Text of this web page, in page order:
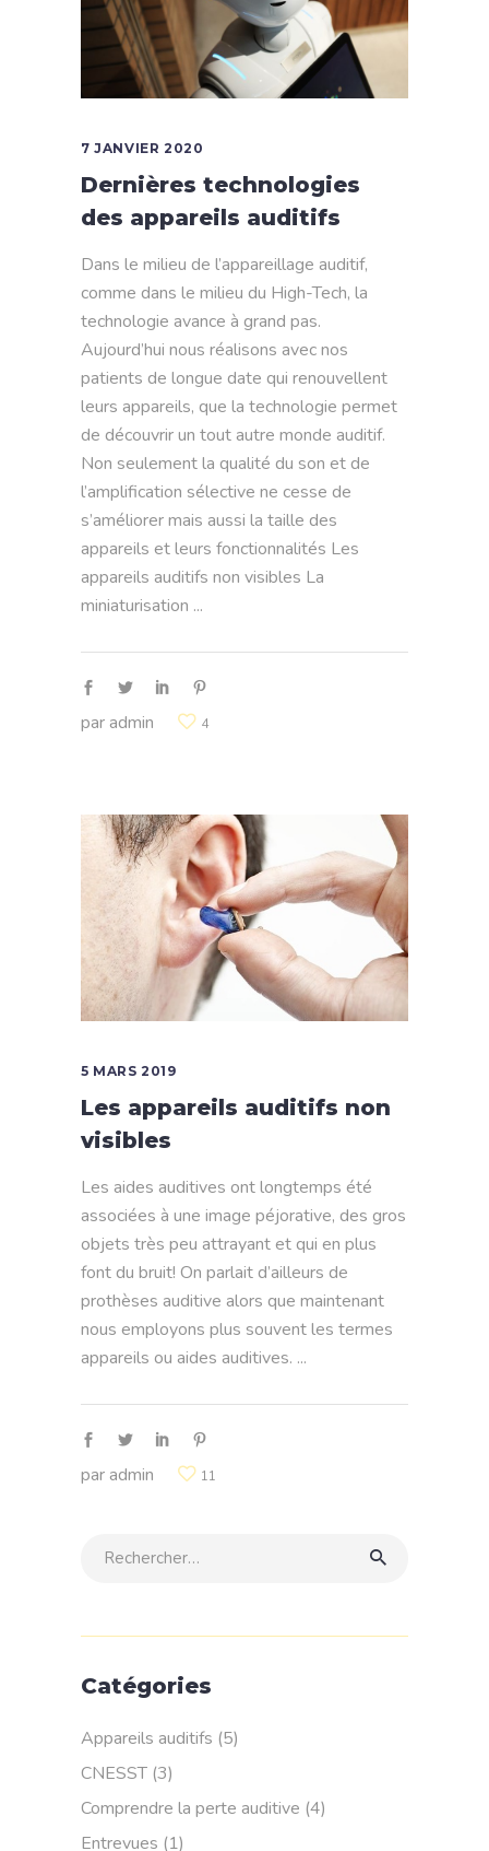
7 JANVIER 2020
Dernières technologies
des appareils auditifs
Dans le milieu de l’appareillage auditif,
comme dans le milieu du High-Tech, la
technologie avance à grand pas.
Aujourd’hui nous réalisons avec nos
patients de longue date qui renouvellent
leurs appareils, que la technologie permet
de découvrir un tout autre monde auditif.
Non seulement la qualité du son et de
l’amplification sélective ne cesse de
s’améliorer mais aussi la taille des
appareils et leurs fonctionnalités Les
appareils auditifs non visibles La
miniaturisation
paradmin 4
5 MARS 2019
Les appareils auditifs non
visibles
Les aides auditives ont longtemps été
associées à une image péjorative, des gros
objets très peu attrayant et qui en plus
font du bruit! On parlait d’ailleurs de
prothèses auditive alors que maintenant
nous employons plus souvent les termes
appareils ou aides auditives.
paradmin 11
Rechercher:
Catégories
Appareils auditifs (5)
CNESST (3)
Comprendre la perte auditive (4)
Entrevues (1)